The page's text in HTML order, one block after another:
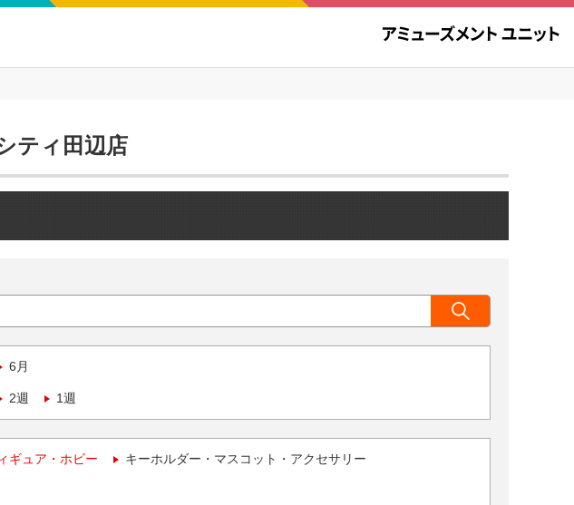
ティ田辺店
6月
2週 1週
ギュア・ホビー キーホルダー・マスコット・アクセサリー